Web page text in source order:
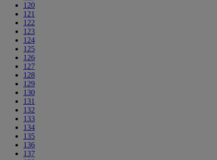
120
121
122
123
124
125
126
127
128
129
130
131
132
133
134
135
136
137